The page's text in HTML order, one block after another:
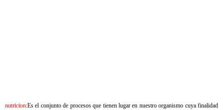
nutricion:Es el conjunto de procesos que tienen lugar en nuestro organismo cuya finalidad